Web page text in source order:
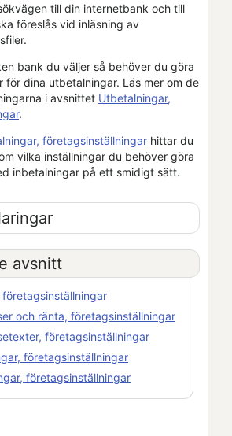
till din internetbank och till
föreslås vid inläsning av
.
bank du väljer så behöver du göra
för dina utbetalningar. Läs mer om de
i avsnittet Utbetalningar,
.
företagsinställningar hittar du
vilka inställningar du behöver göra
inbetalningar på ett smidigt sätt.
avsnitt
och ränta, företagsinställningar
företagsinställningar
företagsinställningar
företagsinställningar